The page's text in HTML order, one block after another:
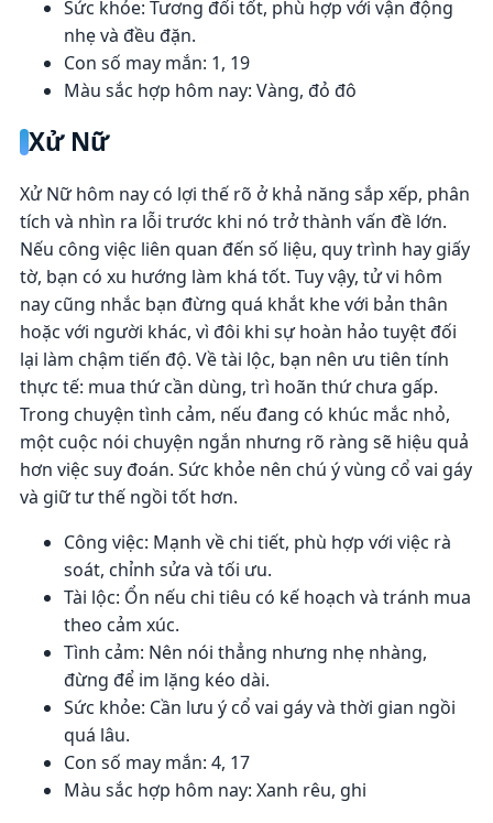
Sức khỏe: Tương đối tốt, phù hợp với vận động
nhẹ và đều đặn.
Con số may mắn: 1, 19
Màu sắc hợp hôm nay: Vàng, đỏ đô
Xử Nữ
Xử Nữ hôm nay có lợi thế rõ ở khả năng sắp xếp, phân
tích và nhìn ra lỗi trước khi nó trở thành vấn đề lớn.
Nếu công việc liên quan đến số liệu, quy trình hay giấy
tờ, bạn có xu hướng làm khá tốt. Tuy vậy, tử vi hôm
nay cũng nhắc bạn đừng quá khắt khe với bản thân
hoặc với người khác, vì đôi khi sự hoàn hảo tuyệt đối
lại làm chậm tiến độ. Về tài lộc, bạn nên ưu tiên tính
thực tế: mua thứ cần dùng, trì hoãn thứ chưa gấp.
Trong chuyện tình cảm, nếu đang có khúc mắc nhỏ,
một cuộc nói chuyện ngắn nhưng rõ ràng sẽ hiệu quả
hơn việc suy đoán. Sức khỏe nên chú ý vùng cổ vai gáy
và giữ tư thế ngồi tốt hơn.
Công việc: Mạnh về chi tiết, phù hợp với việc rà
soát, chỉnh sửa và tối ưu.
Tài lộc: Ổn nếu chi tiêu có kế hoạch và tránh mua
theo cảm xúc.
Tình cảm: Nên nói thẳng nhưng nhẹ nhàng,
đừng để im lặng kéo dài.
Sức khỏe: Cần lưu ý cổ vai gáy và thời gian ngồi
quá lâu.
Con số may mắn: 4, 17
Màu sắc hợp hôm nay: Xanh rêu, ghi